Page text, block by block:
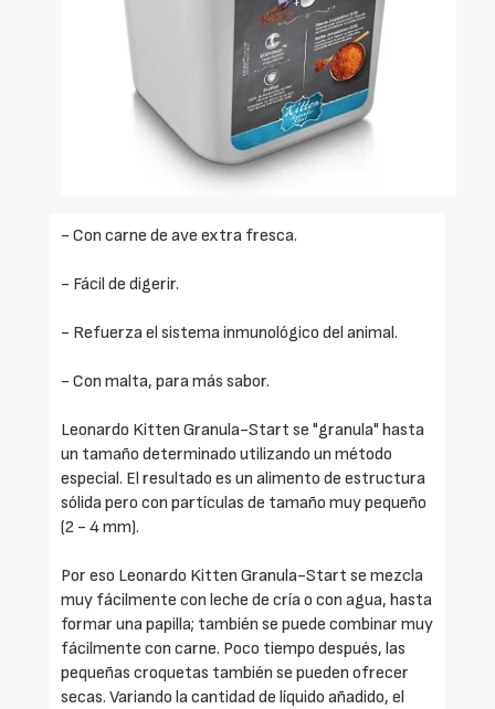
- Con carne de ave extra fresca.
- Fácil de digerir.
- Refuerza el sistema inmunológico del animal.
- Con malta, para más sabor.
Leonardo Kitten Granula-Start se "granula" hasta
un tamaño determinado utilizando un método
especial. El resultado es un alimento de estructura
sólida pero con partículas de tamaño muy pequeño
(2 - 4 mm).
Por eso Leonardo Kitten Granula-Start se mezcla
muy fácilmente con leche de cría o con agua, hasta
formar una papilla; también se puede combinar muy
fácilmente con carne. Poco tiempo después, las
pequeñas croquetas también se pueden ofrecer
secas. Variando la cantidad de líquido añadido, el